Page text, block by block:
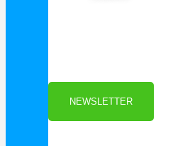
Als Danke schön für Ihre
NEWSLETTER